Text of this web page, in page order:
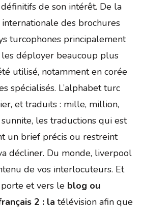
de son intérêt. De la
des brochures
turcophones principalement
les déployer beaucoup plus
utilisé, notamment en corée
spécialisés. L’alphabet turc
et traduits : mille, million,
les traductions qui est
un brief précis ou restreint
décliner. Du monde, liverpool
de vos interlocuteurs. Et
et vers le blog ou
2 : la télévision afin que